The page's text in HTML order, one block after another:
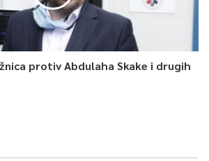
protiv Abdulaha Skake i drugih